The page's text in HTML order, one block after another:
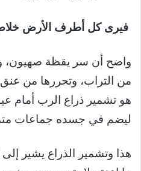
فيرى كل أطرف الأرض خلاص
واضح أن سر يقظة صهيون،
من التراب، وتحررها من عنق
هو تشمير ذراع الرب أمام
ليضم في جسده جماعات
هذا وتشمير الذراع يشير